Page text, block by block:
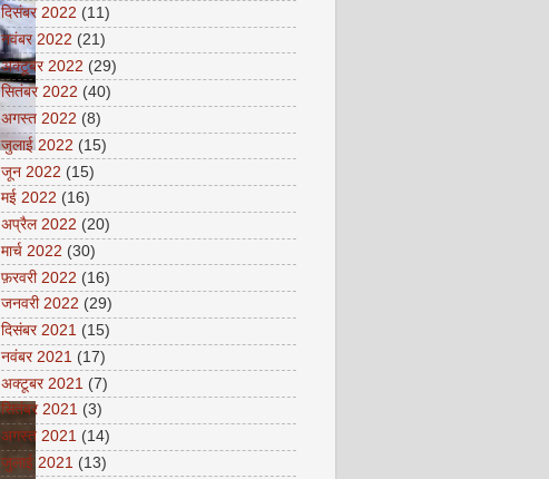
दिसंबर 2022 (11)
नवंबर 2022 (21)
अक्टूबर 2022 (29)
सितंबर 2022 (40)
अगस्त 2022 (8)
जुलाई 2022 (15)
जून 2022 (15)
मई 2022 (16)
अप्रैल 2022 (20)
मार्च 2022 (30)
फ़रवरी 2022 (16)
जनवरी 2022 (29)
दिसंबर 2021 (15)
नवंबर 2021 (17)
अक्टूबर 2021 (7)
सितंबर 2021 (3)
अगस्त 2021 (14)
जुलाई 2021 (13)